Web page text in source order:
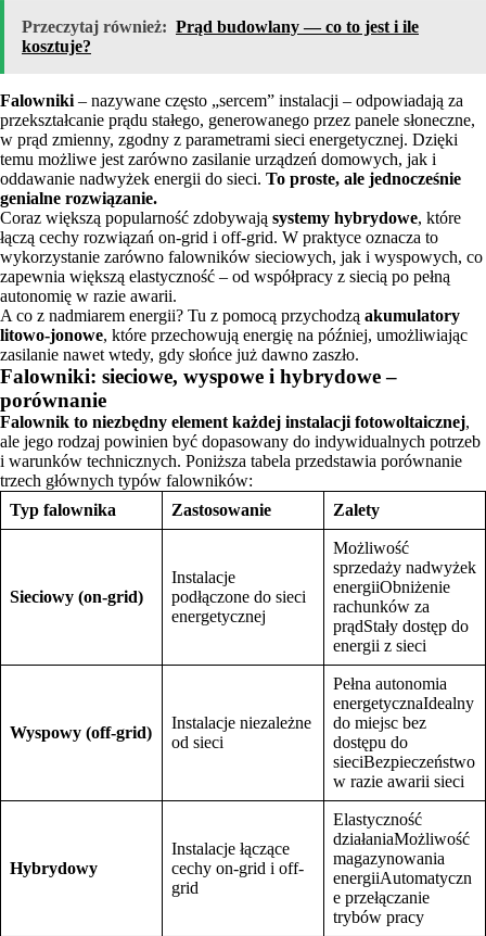
Przeczytaj również: Prąd budowlany — co to jest i ile
kosztuje?
Falowniki – nazywane często „sercem” instalacji – odpowiadają za
przekształcanie prądu stałego, generowanego przez panele słoneczne,
w prąd zmienny, zgodny z parametrami sieci energetycznej. Dzięki
temu możliwe jest zarówno zasilanie urządzeń domowych, jak i
oddawanie nadwyżek energii do sieci. To proste, ale jednocześnie
genialne rozwiązanie.
Coraz większą popularność zdobywają systemy hybrydowe, które
łączą cechy rozwiązań on-grid i off-grid. W praktyce oznacza to
wykorzystanie zarówno falowników sieciowych, jak i wyspowych, co
zapewnia większą elastyczność – od współpracy z siecią po pełną
autonomię w razie awarii.
A co z nadmiarem energii? Tu z pomocą przychodzą akumulatory
litowo-jonowe, które przechowują energię na później, umożliwiając
zasilanie nawet wtedy, gdy słońce już dawno zaszło.
Falowniki: sieciowe, wyspowe i hybrydowe –
porównanie
Falownik to niezbędny element każdej instalacji fotowoltaicznej,
ale jego rodzaj powinien być dopasowany do indywidualnych potrzeb
i warunków technicznych. Poniższa tabela przedstawia porównanie
trzech głównych typów falowników:
Typ falownika
Zastosowanie Zalety
Sieciowy (on-grid)
Instalacje
podłączone do sieci
energetycznej
Możliwość
sprzedaży nadwyżek
energiiObniżenie
rachunków za
prądStały dostęp do
energii z sieci
Wyspowy (off-grid)
Instalacje niezależne
od sieci
Pełna autonomia
energetycznaIdealny
do miejsc bez
dostępu do
sieciBezpieczeństwo
w razie awarii sieci
Hybrydowy
Instalacje łączące
cechy on-grid i off-
grid
Elastyczność
działaniaMożliwość
magazynowania
energiiAutomatyczn
e przełączanie
trybów pracy